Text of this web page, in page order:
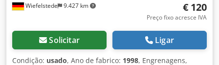
Wiefelstede 9.427 km € 120
Preço fixo acresce IVA
Solicitar Ligar
Condição: usado, Ano de fabrico: 1998, Engrenagens,